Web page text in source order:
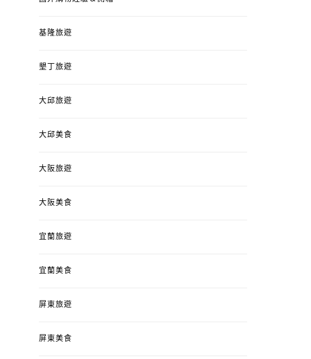
基隆旅遊
墾丁旅遊
大邱旅遊
大邱美食
大阪旅遊
大阪美食
宜蘭旅遊
宜蘭美食
屏東旅遊
屏東美食